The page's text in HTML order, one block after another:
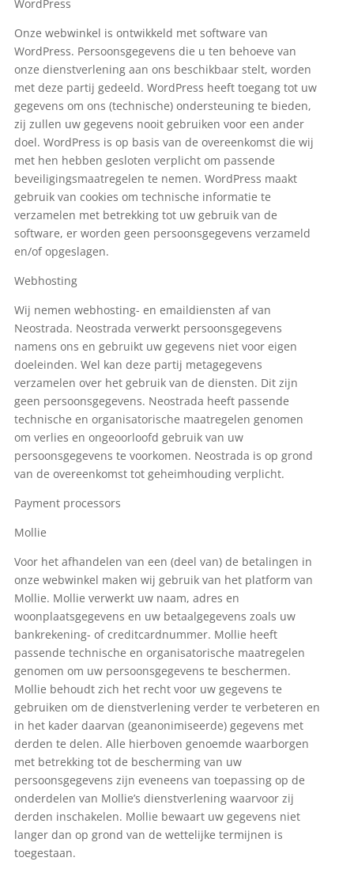
WordPress
Onze webwinkel is ontwikkeld met software van
WordPress. Persoonsgegevens die u ten behoeve van
onze dienstverlening aan ons beschikbaar stelt, worden
met deze partij gedeeld. WordPress heeft toegang tot uw
gegevens om ons (technische) ondersteuning te bieden,
zij zullen uw gegevens nooit gebruiken voor een ander
doel. WordPress is op basis van de overeenkomst die wij
met hen hebben gesloten verplicht om passende
beveiligingsmaatregelen te nemen. WordPress maakt
gebruik van cookies om technische informatie te
verzamelen met betrekking tot uw gebruik van de
software, er worden geen persoonsgegevens verzameld
en/of opgeslagen.
Webhosting
Wij nemen webhosting- en emaildiensten af van
Neostrada. Neostrada verwerkt persoonsgegevens
namens ons en gebruikt uw gegevens niet voor eigen
doeleinden. Wel kan deze partij metagegevens
verzamelen over het gebruik van de diensten. Dit zijn
geen persoonsgegevens. Neostrada heeft passende
technische en organisatorische maatregelen genomen
om verlies en ongeoorloofd gebruik van uw
persoonsgegevens te voorkomen. Neostrada is op grond
van de overeenkomst tot geheimhouding verplicht.
Payment processors
Mollie
Voor het afhandelen van een (deel van) de betalingen in
onze webwinkel maken wij gebruik van het platform van
Mollie. Mollie verwerkt uw naam, adres en
woonplaatsgegevens en uw betaalgegevens zoals uw
bankrekening- of creditcardnummer. Mollie heeft
passende technische en organisatorische maatregelen
genomen om uw persoonsgegevens te beschermen.
Mollie behoudt zich het recht voor uw gegevens te
gebruiken om de dienstverlening verder te verbeteren en
in het kader daarvan (geanonimiseerde) gegevens met
derden te delen. Alle hierboven genoemde waarborgen
met betrekking tot de bescherming van uw
persoonsgegevens zijn eveneens van toepassing op de
onderdelen van Mollie’s dienstverlening waarvoor zij
derden inschakelen. Mollie bewaart uw gegevens niet
langer dan op grond van de wettelijke termijnen is
toegestaan.